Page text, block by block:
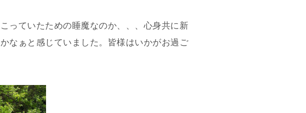
っていたための睡魔なのか、、、心身共に新
なぁと感じていました。皆様はいかがお過ご